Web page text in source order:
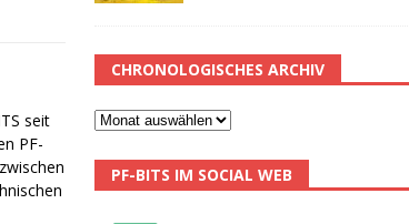
seit
PF-
CHRONOLOGISCHES ARCHIV
PF-BITS IM SOCIAL WEB